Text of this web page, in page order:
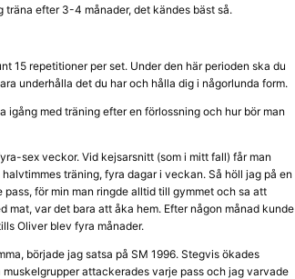
efter 3-4 månader, det kändes bäst så.
15 repetitioner per set. Under den här perioden ska du
underhålla det du har och hålla dig i någorlunda form.
igång med träning efter en förlossning och hur bör man
sex veckor. Vid kejsarsnitt (som i mitt fall) får man
träning, fyra dagar i veckan. Så höll jag på en
för min man ringde alltid till gymmet och sa att
mat, var det bara att åka hem. Efter någon månad kunde
Oliver blev fyra månader.
började jag satsa på SM 1996. Stegvis ökades
attackerades varje pass och jag varvade